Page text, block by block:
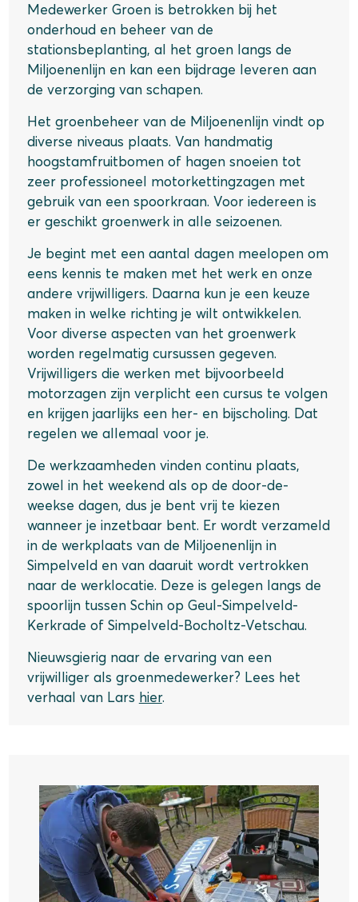
Medewerker Groen is betrokken bij het
onderhoud en beheer van de
stationsbeplanting, al het groen langs de
Miljoenenlijn en kan een bijdrage leveren aan
de verzorging van schapen.
Het groenbeheer van de Miljoenenlijn vindt op
diverse niveaus plaats. Van handmatig
hoogstamfruitbomen of hagen snoeien tot
zeer professioneel motorkettingzagen met
gebruik van een spoorkraan. Voor iedereen is
er geschikt groenwerk in alle seizoenen.
Je begint met een aantal dagen meelopen om
eens kennis te maken met het werk en onze
andere vrijwilligers. Daarna kun je een keuze
maken in welke richting je wilt ontwikkelen.
Voor diverse aspecten van het groenwerk
worden regelmatig cursussen gegeven.
Vrijwilligers die werken met bijvoorbeeld
motorzagen zijn verplicht een cursus te volgen
en krijgen jaarlijks een her- en bijscholing. Dat
regelen we allemaal voor je.
De werkzaamheden vinden continu plaats,
zowel in het weekend als op de door-de-
weekse dagen, dus je bent vrij te kiezen
wanneer je inzetbaar bent. Er wordt verzameld
in de werkplaats van de Miljoenenlijn in
Simpelveld en van daaruit wordt vertrokken
naar de werklocatie. Deze is gelegen langs de
spoorlijn tussen Schin op Geul-Simpelveld-
Kerkrade of Simpelveld-Bocholtz-Vetschau.
Nieuwsgierig naar de ervaring van een
vrijwilliger als groenmedewerker? Lees het
verhaal van Lars hier.